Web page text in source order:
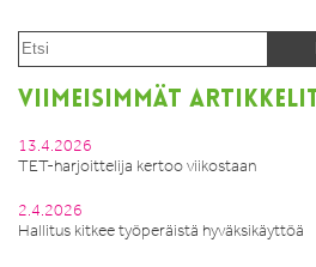
VIIMEISIMMÄT ARTIKKELIT
13.4.2026
TET-harjoittelija kertoo viikostaan
2.4.2026
Hallitus kitkee työperäistä hyväksikäyttöä